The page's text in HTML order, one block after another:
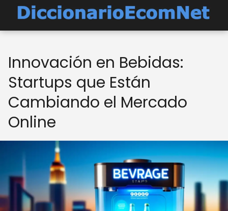
Innovación en Bebidas:
Startups que Están
Cambiando el Mercado
Online